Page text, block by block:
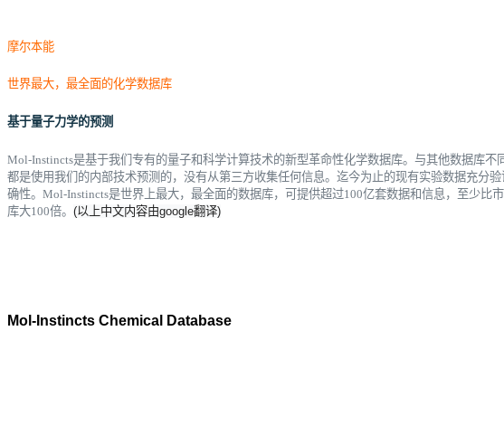
摩尔本能
世界最大，最全面的化学数据库
基于量子力学的预测
Mol-Instincts是基于我们专有的量子和科学计算技术的新型革命性化学数据库。 与其他数据库不
都是使用我们的内部技术预测的，没有从第三方收集任何信息。 迄今为止的现有实验数据充分
确性。 Mol-Instincts是世界上最大，最全面的数据库，可提供超过100亿套数据和信息，至少比
库大100倍。 (以上中文内容由google翻译)
Mol-Instincts Chemical Database